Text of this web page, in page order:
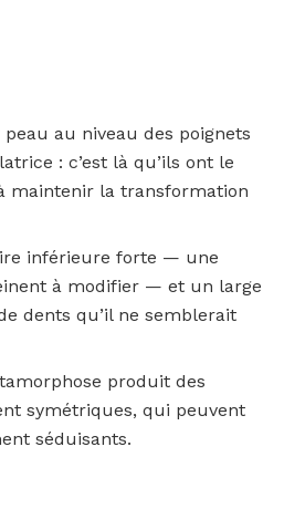
au niveau des poignets
: c’est là qu’ils ont le
maintenir la transformation
inférieure forte — une
à modifier — et un large
dents qu’il ne semblerait
produit des
symétriques, qui peuvent
séduisants.